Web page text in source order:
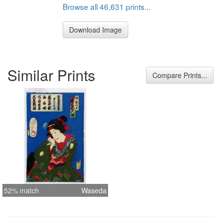
Browse all 46,631 prints...
Download Image
Similar Prints Compare Prints...
52% match Waseda